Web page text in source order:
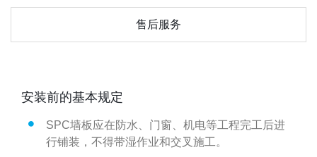
售后服务
安装前的基本规定
SPC墙板应在防水、门窗、机电等工程完工后进
行铺装，不得带湿作业和交叉施工。